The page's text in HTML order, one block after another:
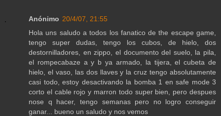
Anónimo 20/4/07, 21:55
Hola uns saludo a todos los fanatico de the escape game,
tengo super dudas, tengo los cubos, de hielo, dos
destornilladores, en zippo, el documento del suelo, la pila,
el rompecabaze a y b ya armado, la tijera, el cubeta de
hielo, el vaso, las dos llaves y la cruz tengo absolutamente
casi todo, estoy desactivando la bomba 1 en safe mode 3
corto el cable rojo y marron todo super bien, pero despues
nose q hacer, tengo semanas pero no logro conseguir
ganar... bueno un saludo y nos vemos